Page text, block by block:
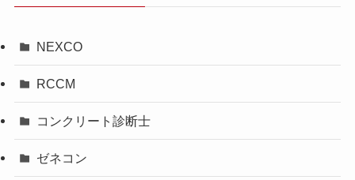
NEXCO
RCCM
コンクリート診断士
ゼネコン